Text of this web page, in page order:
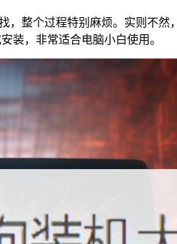
整个过程特别麻烦。实则不
装，非常适合电脑小白使用。